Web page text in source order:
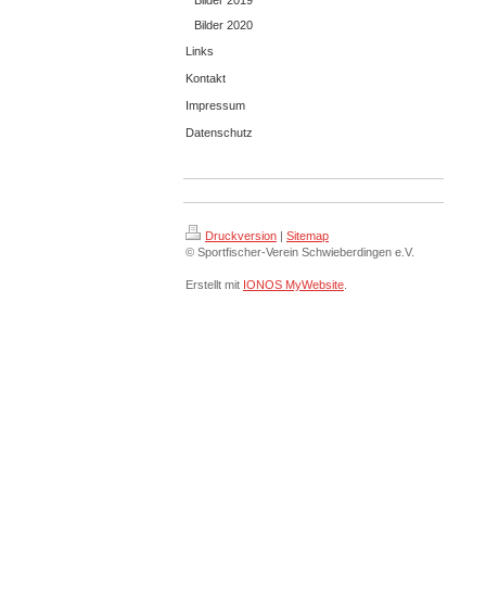
Bilder 2020
Links
Kontakt
Impressum
Datenschutz
Druckversion | Sitemap
© Sportfischer-Verein Schwieberdingen e.V.
Erstellt mit IONOS MyWebsite